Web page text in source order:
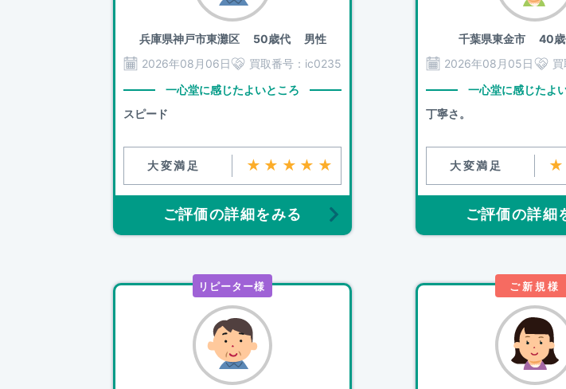
兵庫県神戸市東灘区50歳代 男性
2026年08月06日
買取番号： ic0235
一心堂に感じたよいところ
スピード
大変満足 ★★★★★
ご評価の詳細をみる
千葉県東金市40歳
2026年08月05日
買
一心堂に感じたよ
丁寧さ。
大変満足
ご評価の詳細
リピーター様 ご新規様